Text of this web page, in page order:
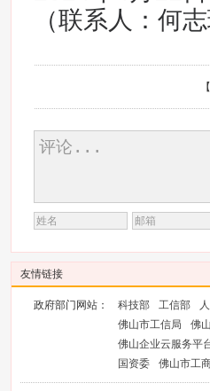
（联系人：何
【
友情链接
政府部门网站： 科技部 工信部
佛山市工信局
佛
佛山企业云服务平
国资委
佛山市工